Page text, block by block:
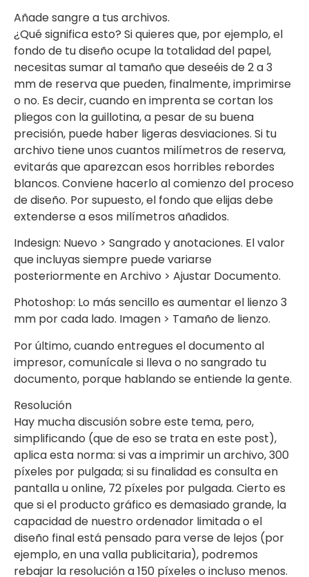
Añade sangre a tus archivos.
¿Qué significa esto? Si quieres que, por ejemplo, el
fondo de tu diseño ocupe la totalidad del papel,
necesitas sumar al tamaño que deseéis de 2 a 3
mm de reserva que pueden, finalmente, imprimirse
o no. Es decir, cuando en imprenta se cortan los
pliegos con la guillotina, a pesar de su buena
precisión, puede haber ligeras desviaciones. Si tu
archivo tiene unos cuantos milímetros de reserva,
evitarás que aparezcan esos horribles rebordes
blancos. Conviene hacerlo al comienzo del proceso
de diseño. Por supuesto, el fondo que elijas debe
extenderse a esos milímetros añadidos.
Indesign: Nuevo > Sangrado y anotaciones. El valor
que incluyas siempre puede variarse
posteriormente en Archivo > Ajustar Documento.
Photoshop: Lo más sencillo es aumentar el lienzo 3
mm por cada lado. Imagen > Tamaño de lienzo.
Por último, cuando entregues el documento al
impresor, comunícale si lleva o no sangrado tu
documento, porque hablando se entiende la gente.
Resolución
Hay mucha discusión sobre este tema, pero,
simplificando (que de eso se trata en este post),
aplica esta norma: si vas a imprimir un archivo, 300
píxeles por pulgada; si su finalidad es consulta en
pantalla u online, 72 píxeles por pulgada. Cierto es
que si el producto gráfico es demasiado grande, la
capacidad de nuestro ordenador limitada o el
diseño final está pensado para verse de lejos (por
ejemplo, en una valla publicitaria), podremos
rebajar la resolución a 150 píxeles o incluso menos.